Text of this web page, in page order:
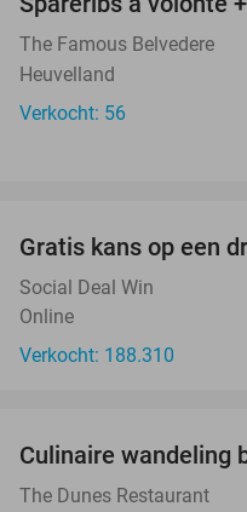
The Famous Belvedere
Heuvelland
Verkocht: 56
Gratis kans op een
Social Deal Win
Online
Verkocht: 188.310
Culinaire wandeling
The Dunes Restaurant